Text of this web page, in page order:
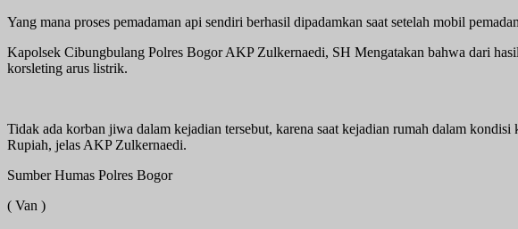
Yang mana proses pemadaman api sendiri berhasil dipadamkan saat setelah mobil
Kapolsek Cibungbulang Polres Bogor AKP Zulkernaedi, SH Mengatakan bahwa dari
korsleting arus listrik.
Tidak ada korban jiwa dalam kejadian tersebut, karena saat kejadian rumah dalam
Rupiah, jelas AKP Zulkernaedi.
Sumber Humas Polres Bogor
( Van )